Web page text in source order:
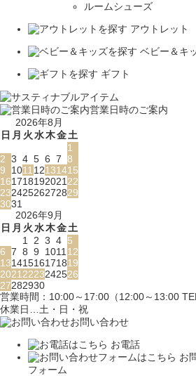
ルームシューズ
アウトレット
ベビー＆キ
ギフト
営業日時のご案内
2026年8月
日 月 火水木金土
1
2 3 4 5 6 7 8
9
1011 12131415
161718192021 22
23242526272829
3031
2026年9月
日 月 火水木金土
1
2 3 4 5
6 7 8 9 1011 12
13141516171819
2021 2223242526
27282930
営業時間：10:00～17:00（12:00～13:00
休業日…土・日・祝
お問い合わせ
お電話
お
フォーム